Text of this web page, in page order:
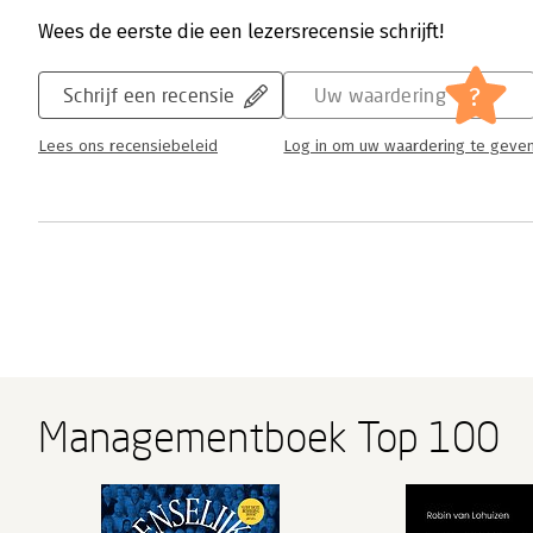
Wees de eerste die een lezersrecensie schrijft!
Schrijf een recensie
Lees ons recensiebeleid
Uw waardering ?
Log in om uw waardering te
Managementboek Top 100